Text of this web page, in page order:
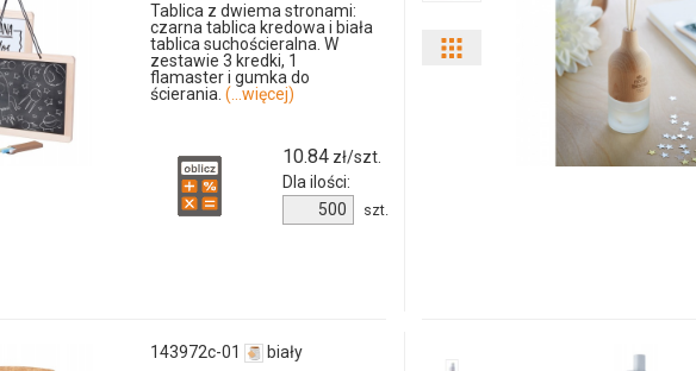
Tablica z dwiema stronami:
czarna tablica kredowa i biała
tablica suchościeralna. W
zestawie 3 kredki, 1
flamaster i gumka do
ścierania. (...więcej)
10.84 zł/szt.
Dla ilości:
produktu
szt.
143972c-01 biały